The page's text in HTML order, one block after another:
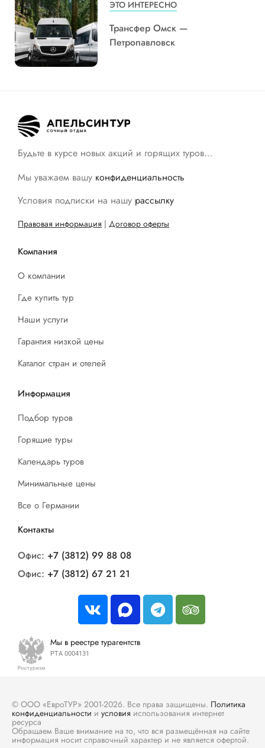
ЭТО ИНТЕРЕСНО
Трансфер Омск —
Петропавловск
Будьте в курсе новых акций и горящих туров…
Мы уважаем вашу конфиденциальность
Условия подписки на нашу рассылку
Правовая информация | Договор оферты
Компания
О компании
Где купить тур
Наши услуги
Гарантия низкой цены
Каталог стран и отелей
Информация
Подбор туров
Горящие туры
Календарь туров
Минимальные цены
Все о Германии
Контакты
Офис: +7 (3812) 99 88 08
Офис: +7 (3812) 67 21 21
Мы в реестре турагентств
РТА 0004131
© ООО «ЕвроТУР» 2001-2026. Все права защищены. Политика
конфиденциальности и условия использования интернет
ресурса
Обращаем Ваше внимание на то, что вся размещённая на сайте
информация носит справочный характер и не является офертой.